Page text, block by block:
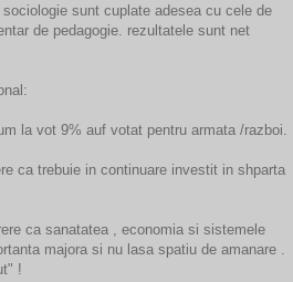
sunt cuplate adesea cu cele de
de pedagogie. rezultatele sunt net
la vot 9% auf votat pentru armata /razboi.
ca trebuie in continuare investit in shparta
ca sanatatea , economia si sistemele
majora si nu lasa spatiu de amanare .
!